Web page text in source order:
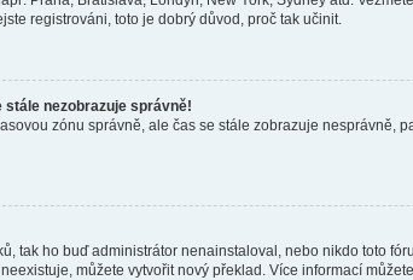
registrováni, toto je dobrý důvod, proč tak učinit.
stále nezobrazuje správně!
zónu správně, ale čas se stále zobrazuje
tak ho buď administrátor nenainstaloval, nebo nikdo toto
můžete vytvořit nový překlad. Více informací